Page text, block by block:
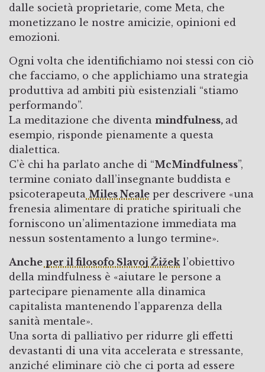
dalle società proprietarie, come Meta, che
monetizzano le nostre amicizie, opinioni ed
emozioni.
Ogni volta che identifichiamo noi stessi con ciò
che facciamo, o che applichiamo una strategia
produttiva ad ambiti più esistenziali “stiamo
performando”.
La meditazione che diventa mindfulness, ad
esempio, risponde pienamente a questa
dialettica.
C’è chi ha parlato anche di “McMindfulness”,
termine coniato dall’insegnante buddista e
psicoterapeuta Miles Neale per descrivere «una
frenesia alimentare di pratiche spirituali che
forniscono un’alimentazione immediata ma
nessun sostentamento a lungo termine».
Anche per il filosofo Slavoj Žižek l’obiettivo
della mindfulness è «aiutare le persone a
partecipare pienamente alla dinamica
capitalista mantenendo l’apparenza della
sanità mentale».
Una sorta di palliativo per ridurre gli effetti
devastanti di una vita accelerata e stressante,
anziché eliminare ciò che ci porta ad essere